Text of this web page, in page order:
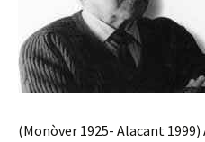
(Monòver 1925- Alacant